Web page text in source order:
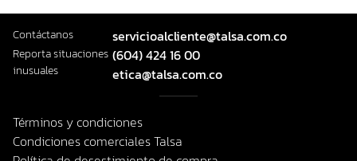
Contáctanos servicioalcliente@talsa.com.co
Reporta situaciones
inusuales
(604) 424 16 00
etica@talsa.com.co
Términos y condiciones
Condiciones comerciales Talsa